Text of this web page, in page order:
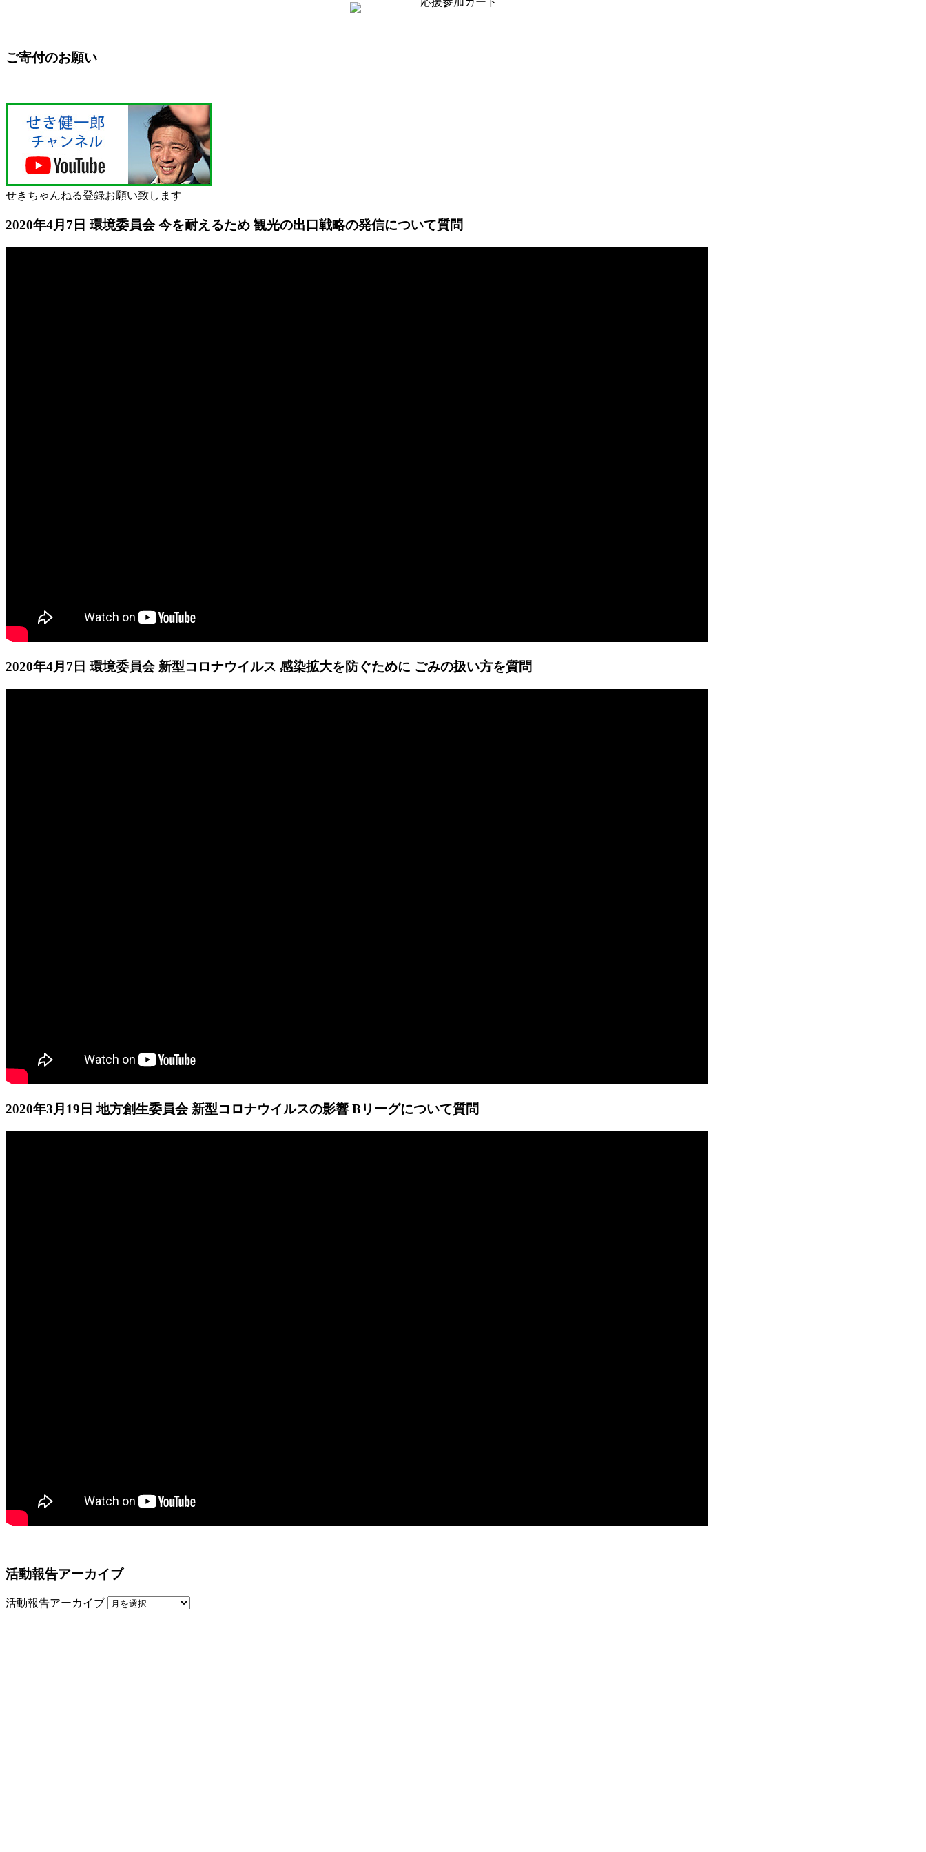
ご寄付のお願い
せきちゃんねる登録お願い致します
2020年4月7日 環境委員会 今を耐えるため 観光の出口戦略の発信について質問
2020年4月7日 環境委員会 新型コロナウイルス 感染拡大を防ぐために ごみの扱い方を質問
2020年3月19日 地方創生委員会 新型コロナウイルスの影響 Bリーグについて質問
活動報告アーカイブ
活動報告アーカイブ